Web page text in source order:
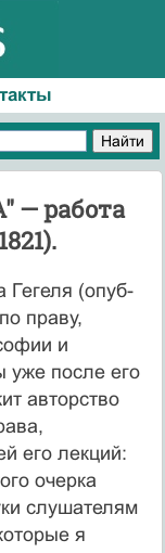
— работа
Гегеля (опуб­
праву,
и
после его
авторство
его лекций:
очерка
слушателям
я